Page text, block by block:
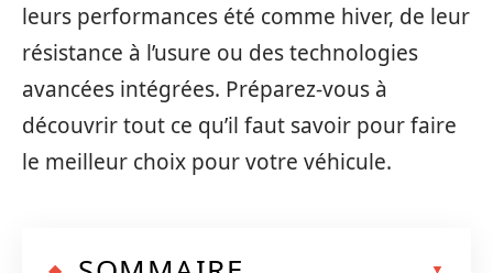
leurs performances été comme hiver, de leur
résistance à l’usure ou des technologies
avancées intégrées. Préparez-vous à
découvrir tout ce qu’il faut savoir pour faire
le meilleur choix pour votre véhicule.